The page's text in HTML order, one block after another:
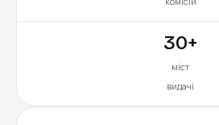
30+
міст
видачі